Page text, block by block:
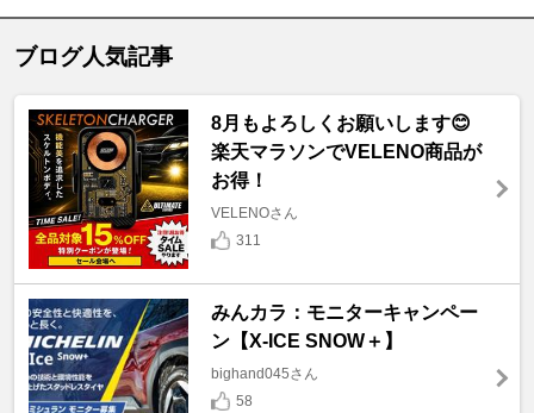
ブログ人気記事
8月もよろしくお願いします😊
楽天マラソンでVELENO商品が
お得！
VELENOさん
311
みんカラ：モニターキャンペー
ン【X-ICE SNOW＋】
bighand045さん
58